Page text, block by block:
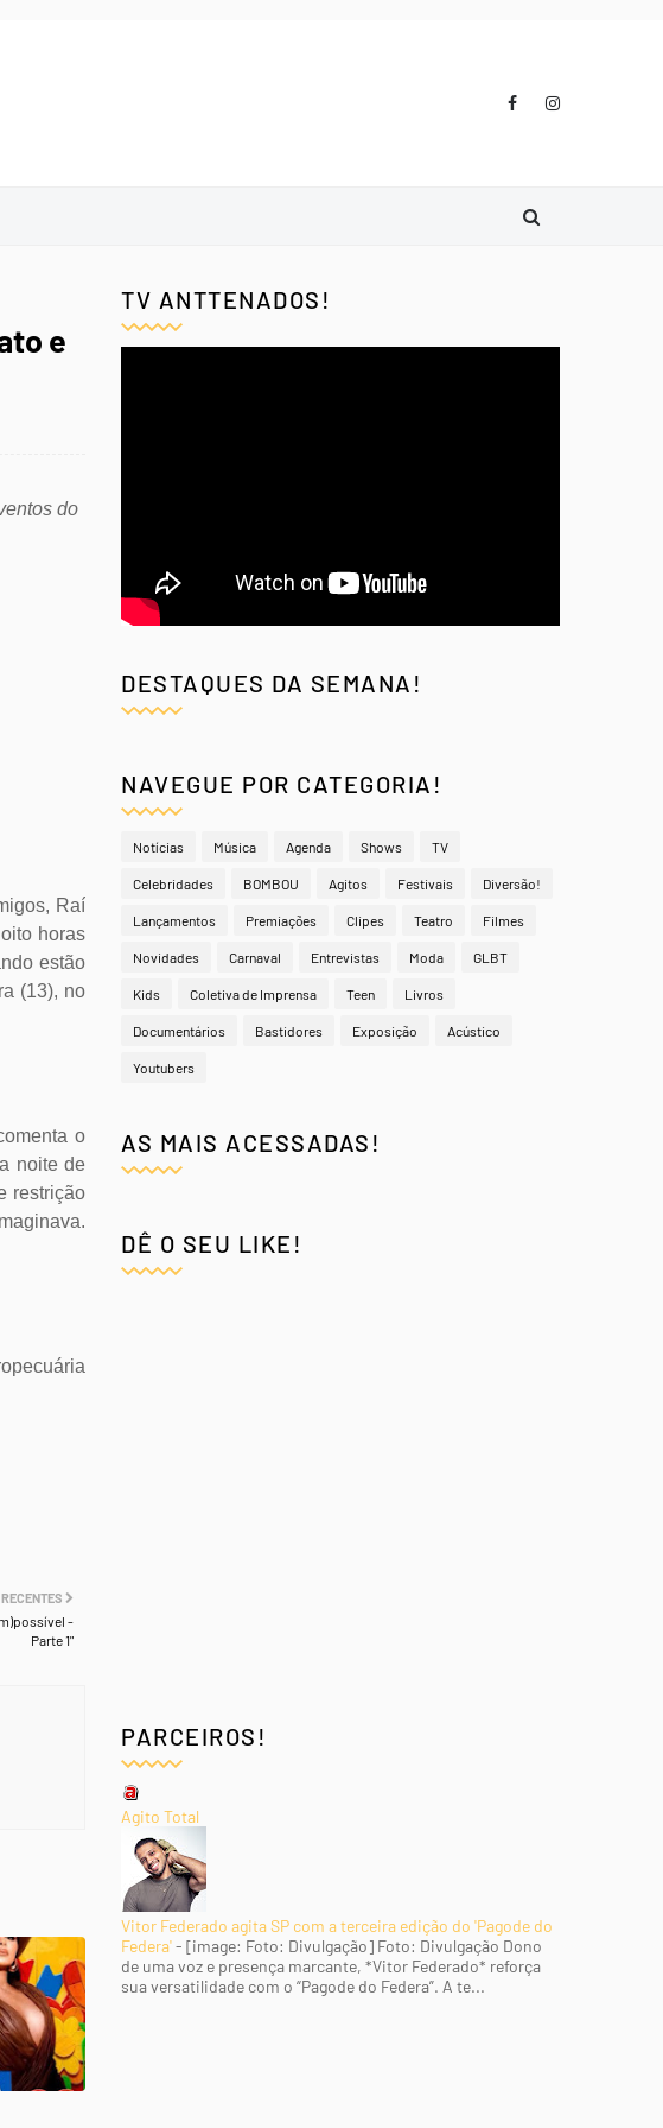
e
do
Raí
horas
estão
(13), no
o
noite de
restrição
-
Parte 1"
TV ANTTENADOS!
DESTAQUES DA SEMANA!
NAVEGUE POR CATEGORIA!
Notícias Música Agenda Shows TV
Celebridades BOMBOU Agitos Festivais Diversão!
Lançamentos Premiações Clipes Teatro Filmes
Novidades Carnaval Entrevistas Moda GLBT
Kids Coletiva de Imprensa Teen Livros
Documentários Bastidores Exposição Acústico
Youtubers
AS MAIS ACESSADAS!
DÊ O SEU LIKE!
PARCEIROS!
Agito Total
Vitor Federado agita SP com a terceira edição do 'Pagode do
Federa'- [image: Foto: Divulgação] Foto: Divulgação Dono
de uma voz e presença marcante, *Vitor Federado* reforça
sua versatilidade com o “Pagode do Federa”. A te...